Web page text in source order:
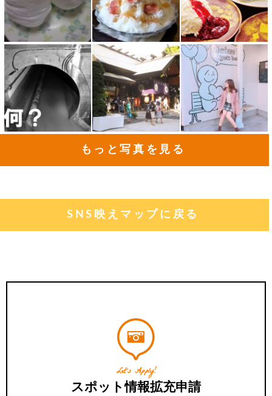
もっと写真を見る
SNS映えマップに戻る
Let's Apply!
スポット情報拡充申請